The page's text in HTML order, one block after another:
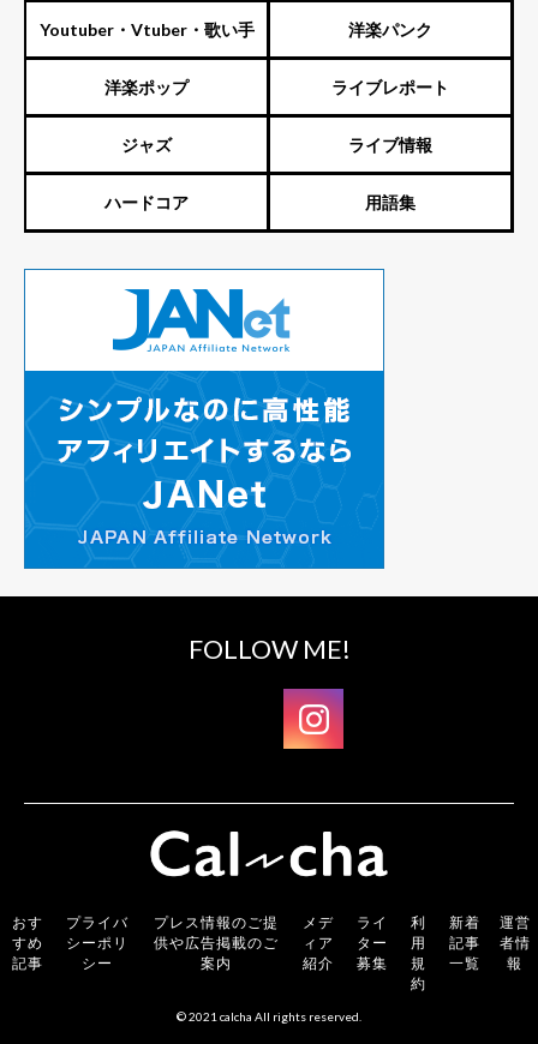
Youtuber・Vtuber・歌い手 洋楽パンク
洋楽ポップ ライブレポート
ジャズ ライブ情報
ハードコア 用語集
FOLLOW ME!
おす
すめ
記事
プライバ
シーポリ
シー
プレス情報のご提
供や広告掲載のご
案内
メデ
ィア
紹介
ライ
ター
募集
利
用
規
約
新着
記事
一覧
運営
者情
報
© 2021 calcha All rights reserved.